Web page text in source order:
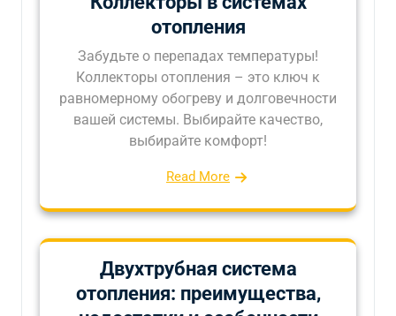
отопления
Забудьте о перепадах температуры!
Коллекторы отопления – это ключ к
равномерному обогреву и долговечности
вашей системы. Выбирайте качество,
выбирайте комфорт!
Read More
Двухтрубная система
отопления: преимущества,